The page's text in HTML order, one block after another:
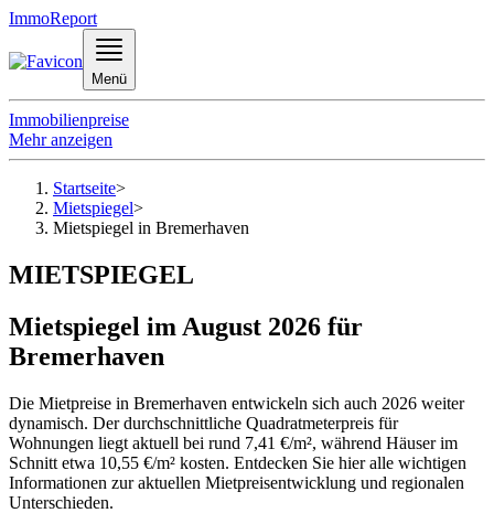
ImmoReport
Menü
Immobilienpreise
Mehr anzeigen
Startseite>
Mietspiegel>
Mietspiegel in Bremerhaven
MIETSPIEGEL
Mietspiegel im August 2026 für
Bremerhaven
Die Mietpreise in Bremerhaven entwickeln sich auch 2026 weiter
dynamisch. Der durchschnittliche Quadratmeterpreis für
Wohnungen liegt aktuell bei rund 7,41 €/m², während Häuser im
Schnitt etwa 10,55 €/m² kosten. Entdecken Sie hier alle wichtigen
Informationen zur aktuellen Mietpreisentwicklung und regionalen
Unterschieden.